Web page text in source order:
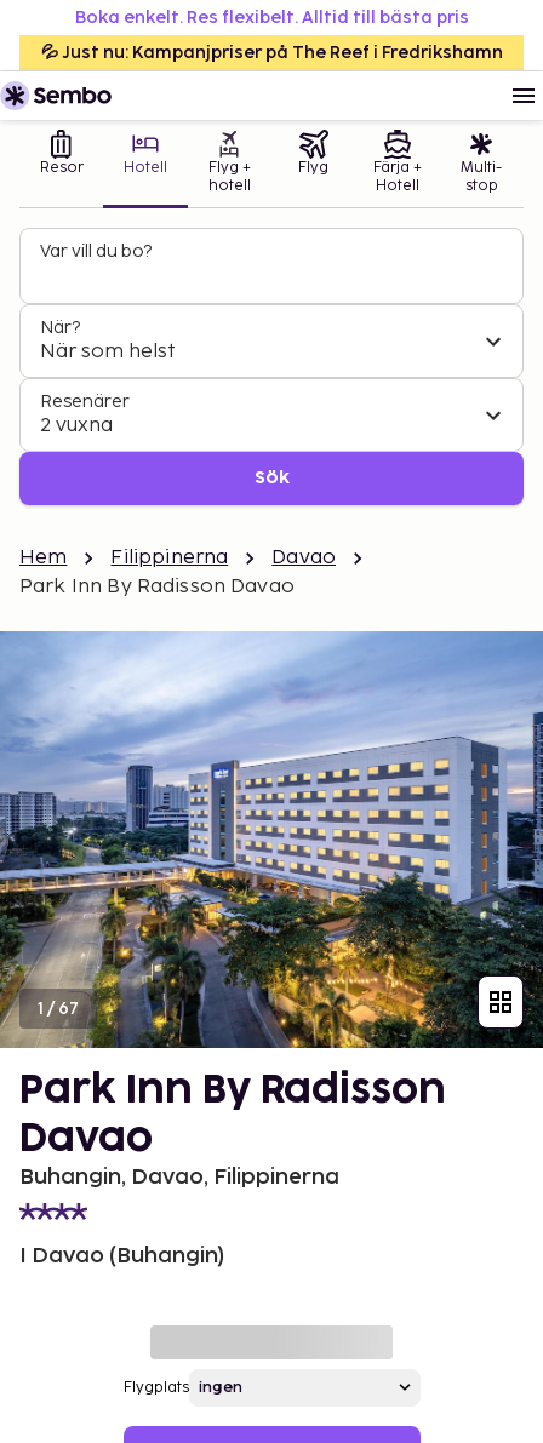
Boka enkelt. Res flexibelt. Alltid till bästa pris
💦 Just nu: Kampanjpriser på The Reef i Fredrikshamn
Resor Hotell
Flyg +
hotell
Flyg
Färja +
Hotell
Multi-
stop
Var vill du bo?
När?
När som helst
Resenärer
2 vuxna
Sök
Hem Filippinerna
Davao
Park Inn By Radisson Davao
1 /67
Park Inn By Radisson
Davao
Buhangin, Davao, Filippinerna
I Davao (Buhangin)
Flygplats